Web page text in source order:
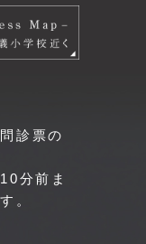
診票の
分前ま
。